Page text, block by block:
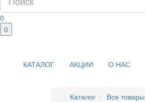
0
0
КАТАЛОГ АКЦИИ О НАС
Каталог Все товары